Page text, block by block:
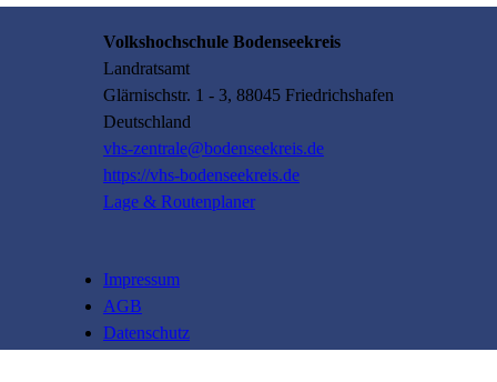
Volkshochschule Bodenseekreis
Landratsamt
Glärnischstr. 1 - 3, 88045 Friedrichshafen
Deutschland
vhs-zentrale@bodenseekreis.de
https://vhs-bodenseekreis.de
Lage & Routenplaner
Impressum
AGB
Datenschutz